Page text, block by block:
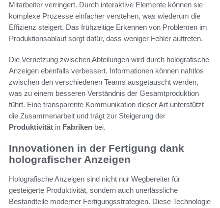
Mitarbeiter verringert. Durch interaktive Elemente können sie
komplexe Prozesse einfacher verstehen, was wiederum die
Effizienz steigert. Das frühzeitige Erkennen von Problemen im
Produktionsablauf sorgt dafür, dass weniger Fehler auftreten.
Die Vernetzung zwischen Abteilungen wird durch holografische
Anzeigen ebenfalls verbessert. Informationen können nahtlos
zwischen den verschiedenen Teams ausgetauscht werden,
was zu einem besseren Verständnis der Gesamtproduktion
führt. Eine transparente Kommunikation dieser Art unterstützt
die Zusammenarbeit und trägt zur Steigerung der
Produktivität in Fabriken bei.
Innovationen in der Fertigung dank
holografischer Anzeigen
Holografische Anzeigen sind nicht nur Wegbereiter für
gesteigerte Produktivität, sondern auch unerlässliche
Bestandteile moderner Fertigungsstrategien. Diese Technologie